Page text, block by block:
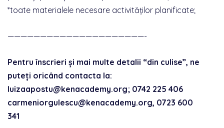
*toate materialele necesare activităților planificate;
—————————————————————-
Pentru înscrieri și mai multe detalii “din culise”, ne
puteți oricând contacta la:
luizaapostu@kenacademy.org; 0742 225 406
carmeniorgulescu@kenacademy.org, 0723 600
341